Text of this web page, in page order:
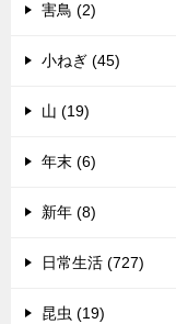
害鳥 (2)
小ねぎ (45)
山 (19)
年末 (6)
新年 (8)
日常生活 (727)
昆虫 (19)